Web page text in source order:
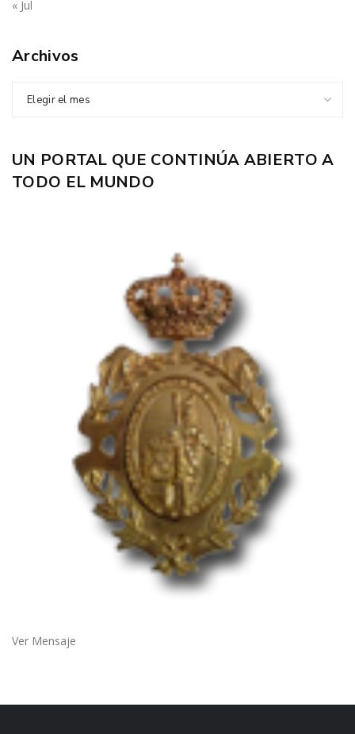
« Jul
Archivos
Elegir el mes
UN PORTAL QUE CONTINÚA ABIERTO A
TODO EL MUNDO
Ver Mensaje